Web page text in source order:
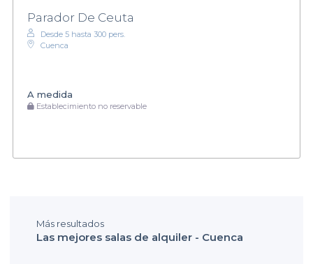
Parador De Ceuta
Desde 5 hasta 300 pers.
Cuenca
A medida
Establecimiento no reservable
Más resultados
Las mejores salas de alquiler - Cuenca